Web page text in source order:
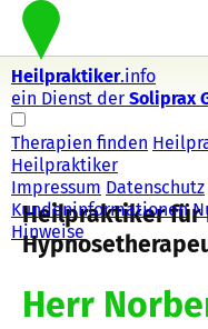
Heilpraktiker.info
ein Dienst der Soliprax
Therapien finden
Heilpraktiker
Impressum Datenschutz
Kundeninformationen
Hinweise
Heilpraktiker für
Herr